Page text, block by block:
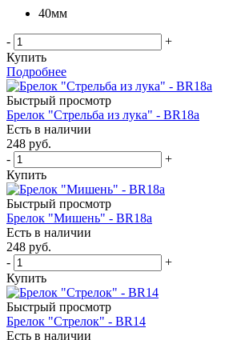
40мм
-
+
Купить
Подробнее
Быстрый просмотр
Брелок "Стрельба из лука" - BR18a
Есть в наличии
248 руб.
-
+
Купить
Быстрый просмотр
Брелок "Мишень" - BR18a
Есть в наличии
248 руб.
-
+
Купить
Быстрый просмотр
Брелок "Стрелок" - BR14
Есть в наличии